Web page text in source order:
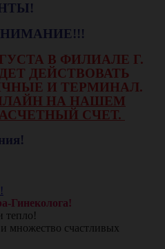
В ФИЛИАЛЕ Г.
ДЕЙСТВОВАТЬ
И ТЕРМИНАЛ.
НА НАШЕМ
СЧЕТ.
Гинеколога!
тепло!
множество счастливых